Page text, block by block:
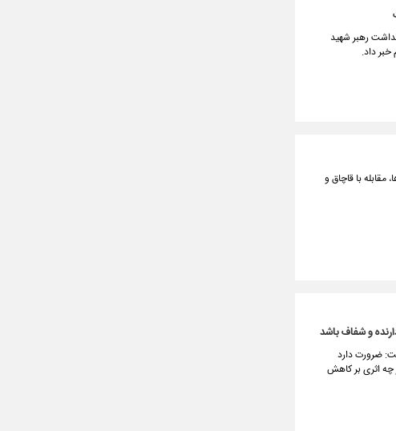
رهبر شهید
داد.
با قاچاق و
و شفاف باشد
ضرورت دارد
چه اثری بر کاهش